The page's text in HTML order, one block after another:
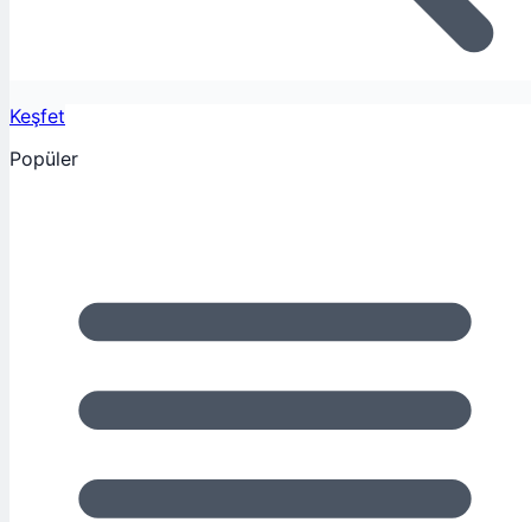
Keşfet
Popüler